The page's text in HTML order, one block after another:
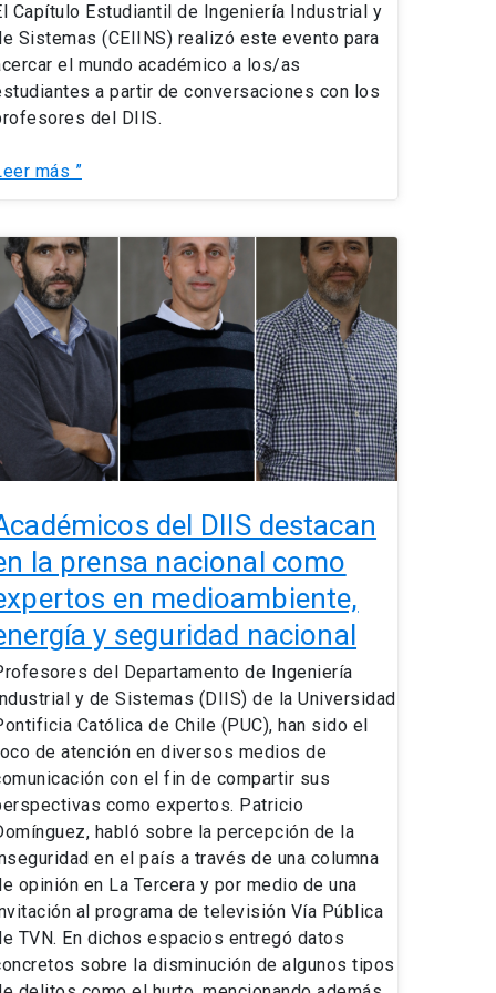
Capítulo Estudiantil de Ingeniería Industrial y
Sistemas (CEIINS) realizó este evento para
el mundo académico a los/as
a partir de conversaciones con los
del DIIS.
más ”
del DIIS destacan
la prensa nacional como
en medioambiente,
y seguridad nacional
del Departamento de Ingeniería
Industrial y de Sistemas (DIIS) de la Universidad
Católica de Chile (PUC), han sido el
de atención en diversos medios de
con el fin de compartir sus
como expertos. Patricio
habló sobre la percepción de la
en el país a través de una columna
opinión en La Tercera y por medio de una
al programa de televisión Vía Pública
TVN. En dichos espacios entregó datos
sobre la disminución de algunos tipos
Académicos
del
DIIS
destacan
prensa
nacional
seguridad